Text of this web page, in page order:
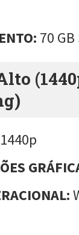
70 GB
1440p